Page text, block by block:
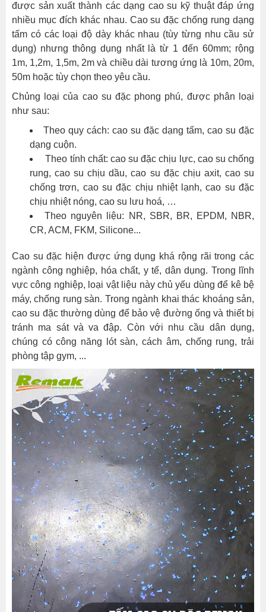
được sản xuất thành các dạng cao su kỹ thuật đáp ứng
nhiều mục đích khác nhau. Cao su đặc chống rung dạng
tấm có các loại độ dày khác nhau (tùy từng nhu cầu sử
dụng) nhưng thông dụng nhất là từ 1 đến 60mm; rộng
1m, 1,2m, 1,5m, 2m và chiều dài tương ứng là 10m, 20m,
50m hoặc tùy chọn theo yêu cầu.
Chủng loại của cao su đặc phong phú, được phân loại
như sau:
Theo quy cách: cao su đặc dạng tấm, cao su đặc
dạng cuộn.
Theo tính chất: cao su đặc chịu lực, cao su chống
rung, cao su chịu dầu, cao su đặc chịu axit, cao su
chống trơn, cao su đặc chịu nhiệt lạnh, cao su đặc
chịu nhiệt nóng, cao su lưu hoá, …
Theo nguyên liệu: NR, SBR, BR, EPDM, NBR,
CR, ACM, FKM, Silicone...
Cao su đặc hiện được ứng dụng khá rộng rãi trong các
ngành công nghiệp, hóa chất, y tế, dân dụng. Trong lĩnh
vực công nghiệp, loại vật liệu này chủ yếu dùng để kê bệ
máy, chống rung sàn. Trong ngành khai thác khoáng sản,
cao su đặc thường dùng để bảo vệ đường ống và thiết bị
tránh ma sát và va đập. Còn với nhu cầu dân dụng,
chúng có công năng lót sàn, cách âm, chống rung, trải
phòng tập gym, ...